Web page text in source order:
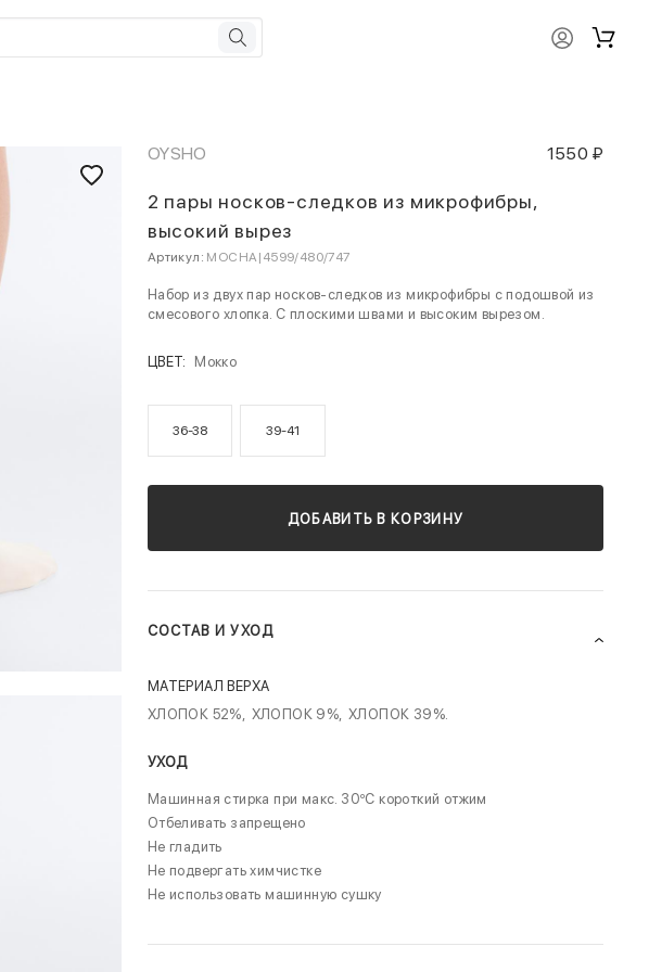
OYSHO 1550 ₽
2 пары носков-следков из микрофибры,
высокий вырез
Артикул: MOCHA|4599/480/747
Набор из двух пар носков-следков из микрофибры с подошвой из
смесового хлопка. С плоскими швами и высоким вырезом.
ЦВЕТ: Мокко
36-38 39-41
ДОБАВИТЬ В КОРЗИНУ
СОСТАВ И УХОД
МАТЕРИАЛ ВЕРХА
ХЛОПОК 52%, ХЛОПОК 9%, ХЛОПОК 39%.
УХОД
Машинная стирка при макс. 30ºC короткий отжим
Отбеливать запрещено
Не гладить
Не подвергать химчистке
Не использовать машинную сушку